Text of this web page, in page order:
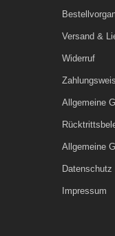
Versand &
Widerruf
Allgemeine
Allgemeine
Datenschutz
Impressum